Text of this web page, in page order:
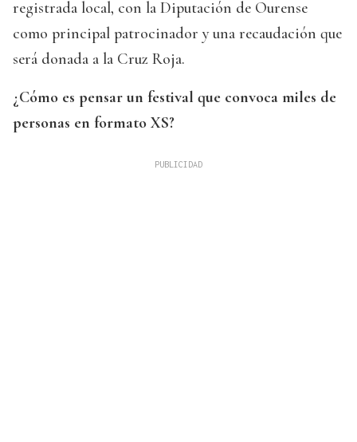
registrada local, con la Diputación de Ourense
como principal patrocinador y una recaudación que
será donada a la Cruz Roja.
¿Cómo es pensar un festival que convoca miles de
personas en formato XS?